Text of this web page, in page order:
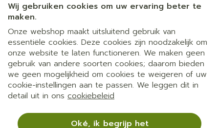
Wij gebruiken cookies om uw ervaring beter te
maken.
Onze webshop maakt uitsluitend gebruik van
essentiële cookies. Deze cookies zijn noodzakelijk om
onze website te laten functioneren. We maken geen
gebruik van andere soorten cookies; daarom bieden
we geen mogelijkheid om cookies te weigeren of uw
cookie-instellingen aan te passen. We leggen dit in
detail uit in ons cookiebeleid
Oké, ik begrijp het
Juridische links